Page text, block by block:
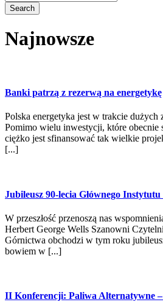
Najnowsze
Banki patrzą z rezerwą na energetykę
Polska energetyka jest w trakcie dużych
Pomimo wielu inwestycji, które obecnie
ciężko jest sfinansować tak wielkie
[...]
Jubileusz 90-lecia Głównego
W przeszłość przenoszą nas
Herbert George Wells Szanowni
Górnictwa obchodzi w tym roku
bowiem w [...]
II Konferencji: Paliwa Alternatywne –